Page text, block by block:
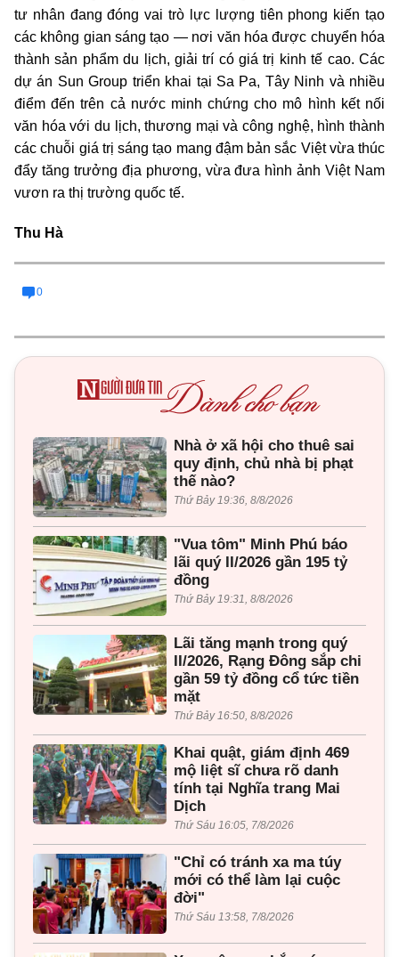
tư nhân đang đóng vai trò lực lượng tiên phong kiến tạo
các không gian sáng tạo — nơi văn hóa được chuyển hóa
thành sản phẩm du lịch, giải trí có giá trị kinh tế cao. Các
dự án Sun Group triển khai tại Sa Pa, Tây Ninh và nhiều
điểm đến trên cả nước minh chứng cho mô hình kết nối
văn hóa với du lịch, thương mại và công nghệ, hình thành
các chuỗi giá trị sáng tạo mang đậm bản sắc Việt vừa thúc
đẩy tăng trưởng địa phương, vừa đưa hình ảnh Việt Nam
vươn ra thị trường quốc tế.
Thu Hà
0
Nhà ở xã hội cho thuê sai
quy định, chủ nhà bị phạt
thế nào?
Thứ Bảy 19:36, 8/8/2026
"Vua tôm" Minh Phú báo
lãi quý II/2026 gần 195 tỷ
đồng
Thứ Bảy 19:31, 8/8/2026
Lãi tăng mạnh trong quý
II/2026, Rạng Đông sắp chi
gần 59 tỷ đồng cổ tức tiền
mặt
Thứ Bảy 16:50, 8/8/2026
Khai quật, giám định 469
mộ liệt sĩ chưa rõ danh
tính tại Nghĩa trang Mai
Dịch
Thứ Sáu 16:05, 7/8/2026
"Chỉ có tránh xa ma túy
mới có thể làm lại cuộc
đời"
Thứ Sáu 13:58, 7/8/2026